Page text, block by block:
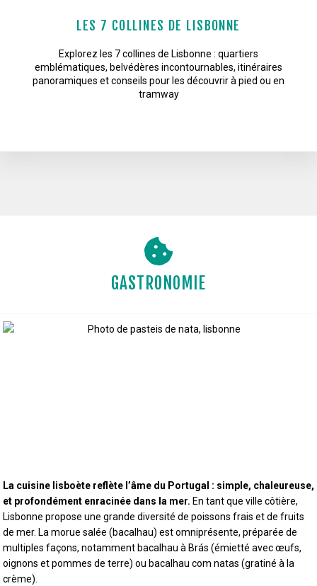
LES 7 COLLINES DE LISBONNE
Explorez les 7 collines de Lisbonne : quartiers
emblématiques, belvédères incontournables, itinéraires
panoramiques et conseils pour les découvrir à pied ou en
tramway
GASTRONOMIE
La cuisine lisboète reflète l’âme du Portugal : simple, chaleureuse,
et profondément enracinée dans la mer. En tant que ville côtière,
Lisbonne propose une grande diversité de poissons frais et de fruits
de mer. La morue salée (bacalhau) est omniprésente, préparée de
multiples façons, notamment bacalhau à Brás (émietté avec œufs,
oignons et pommes de terre) ou bacalhau com natas (gratiné à la
crème).